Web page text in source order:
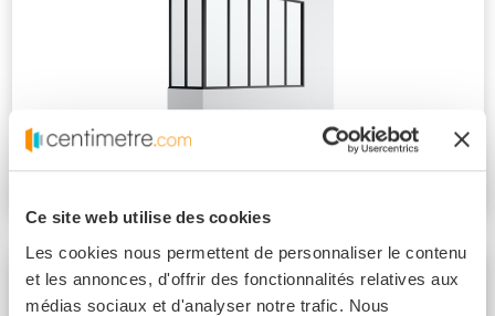
Ce site web utilise des cookies
Les cookies nous permettent de personnaliser le contenu
et les annonces, d'offrir des fonctionnalités relatives aux
médias sociaux et d'analyser notre trafic. Nous
Verrière d'angle atelier